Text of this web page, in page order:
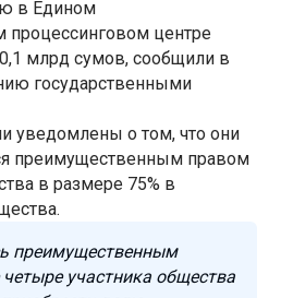
в Едином
процессинговом центре
млрд сумов, сообщили в
государственными
уведомлены о том, что они
преимущественным правом
в размере 75% в
преимущественным
участника общества